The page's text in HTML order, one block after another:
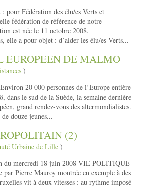
pour Fédération des élu/es Verts et
fédération de référence de notre
est née le 11 octobre 2008.
elle a pour objet : d’aider les élu/es Verts...
EUROPEEN DE MALMO
)
20 000 personnes de l’Europe entière
dans le sud de la Suède, la semaine dernière
grand rendez-vous des altermondialistes.
douze jeunes...
(2)
Urbaine de Lille )
du mercredi 18 juin 2008 VIE POLITIQUE
par Pierre Mauroy montrée en exemple à des
vit à deux vitesses : au rythme imposé